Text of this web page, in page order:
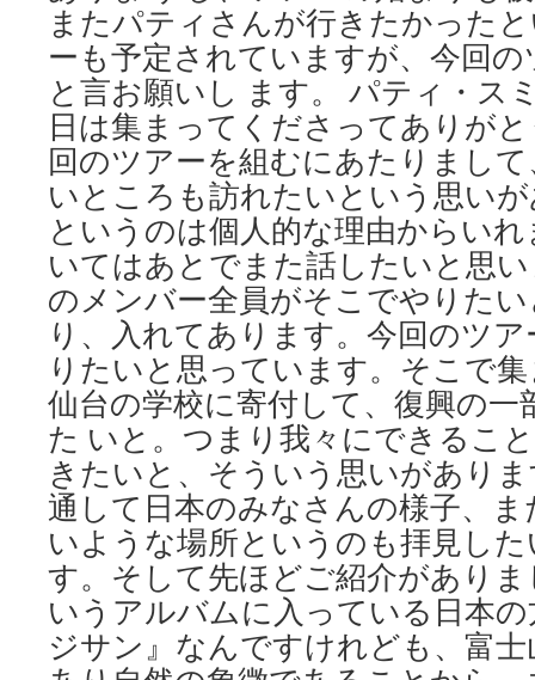
期
化、
町
存
続
に
危
機
感
via
msn.
産
経
ニ
ュ
ー
ス
またパティさんが行きたかった
ーも予定されていますが、今回
と言お願いし ます。 パティ・ス
日は集まってくださってありが
回のツアーを組むにあたりまし
いところも訪れたいという思い
というのは個人的な理由からい
いてはあとでまた話したいと思
のメンバー全員がそこでやりた
り、入れてあります。今回のツ
りたいと思っています。そこで
仙台の学校に寄付して、復興の
た いと。つまり我々にできるこ
きたいと、そういう思いがあり
通して日本のみなさんの様子、
いような場所というのも拝見し
す。そして先ほどご紹介があり
いうアルバムに入っている日本
ジサン』なんですけれども、富